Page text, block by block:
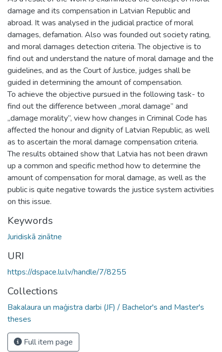
damage and its compensation in Latvian Republic and
abroad. It was analysed in the judicial practice of moral
damages, defamation. Also was founded out society rating,
and moral damages detection criteria. The objective is to
find out and understand the nature of moral damage and the
guidelines, and as the Court of Justice, judges shall be
guided in determining the amount of compensation.
To achieve the objective pursued in the following task- to
find out the difference between „moral damage” and
„damage morality”, view how changes in Criminal Code has
affected the honour and dignity of Latvian Republic, as well
as to ascertain the moral damage compensation criteria.
The results obtained show that Latvia has not been drawn
up a common and specific method how to determine the
amount of compensation for moral damage, as well as the
public is quite negative towards the justice system activities
on this issue.
Keywords
Juridiskā zinātne
URI
https://dspace.lu.lv/handle/7/8255
Collections
Bakalaura un maģistra darbi (JF) / Bachelor's and Master's
theses
Full item page